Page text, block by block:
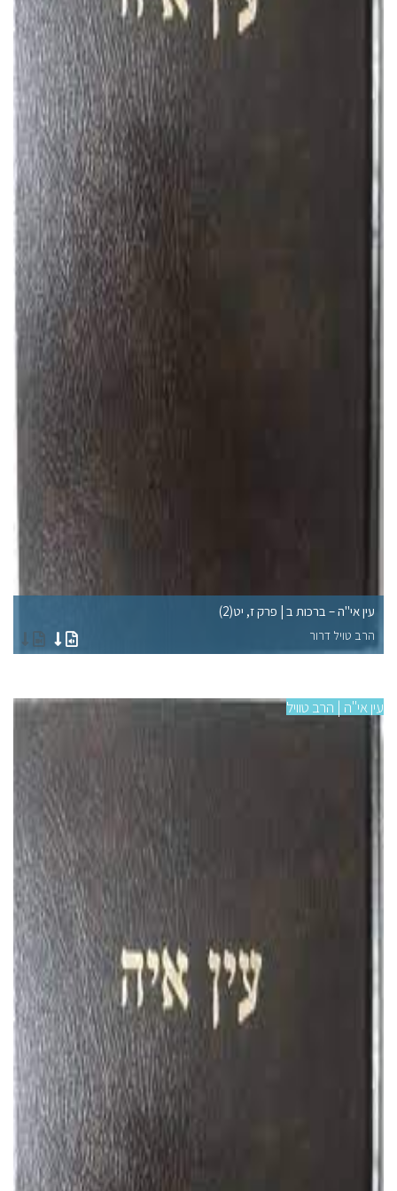
עין אי"ה – ברכות ב | פרק ז, יט(2)
הרב טויל דרור
עין אי"ה | הרב טוויל